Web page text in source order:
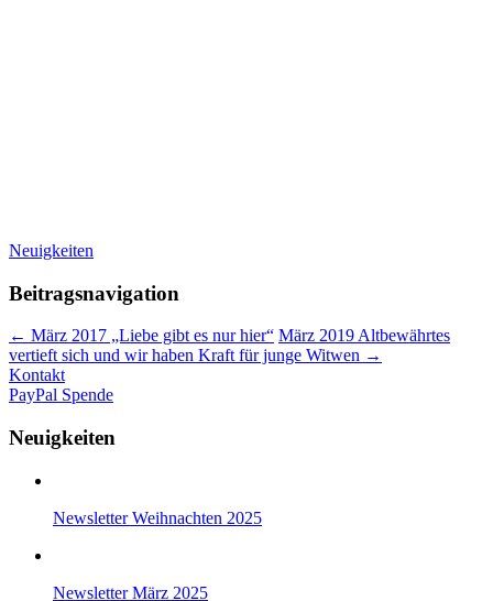
Neuigkeiten
Beitragsnavigation
← März 2017 „Liebe gibt es nur hier“ März 2019 Altbewährtes
vertieft sich und wir haben Kraft für junge Witwen →
Kontakt
PayPal Spende
Neuigkeiten
Newsletter Weihnachten 2025
Newsletter März 2025